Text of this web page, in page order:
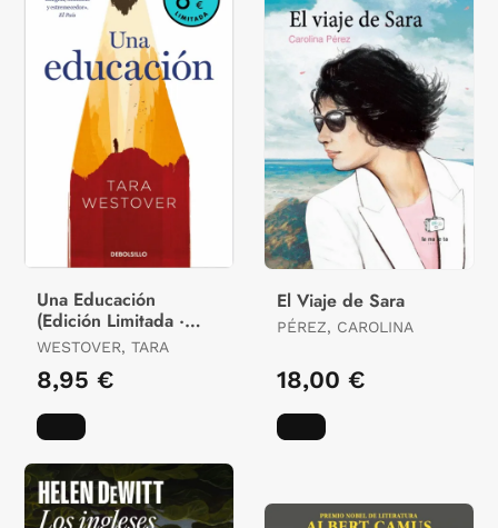
Una Educación
(Edición Limitada ·
Verano)
WESTOVER, TARA
8,95 €
El Viaje de Sara
PÉREZ, CAROLINA
18,00 €